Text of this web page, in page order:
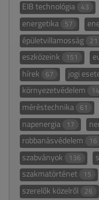
EIB technológia 43
energetika 57
épületvillamosság 21
eszközeink 151
hírek 67 jogi
környezetvédelem 14
méréstechnika 61
napenergia 17
robbanásvédelem 16
szabványok 136
szakmatörténet 15
szerelők közelről 26